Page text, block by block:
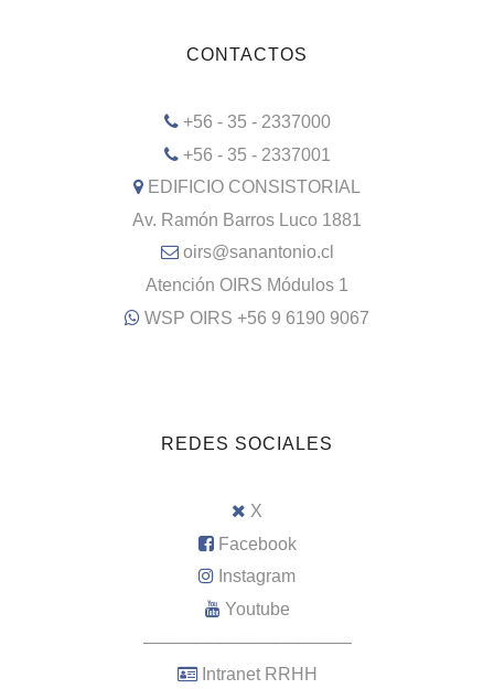
CONTACTOS
+56 - 35 - 2337000
+56 - 35 - 2337001
EDIFICIO CONSISTORIAL
Av. Ramón Barros Luco 1881
oirs@sanantonio.cl
Atención OIRS Módulos 1
WSP OIRS +56 9 6190 9067
REDES SOCIALES
X
Facebook
Instagram
Youtube
–––––––––––––––––––––
Intranet RRHH